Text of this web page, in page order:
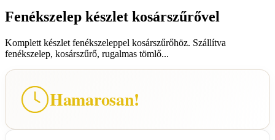
Fenékszelep készlet kosárszűrővel
Komplett készlet fenékszeleppel kosárszűrőhöz. Szállítva
fenékszelep, kosárszűrő, rugalmas tömlő...
Hamarosan!